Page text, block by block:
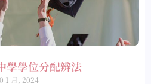
學學位分配辨法
1 月, 2024